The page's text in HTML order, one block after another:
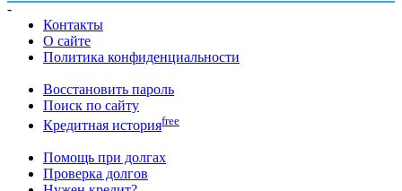
-
Контакты
О сайте
Политика конфиденциальности
Восстановить пароль
Поиск по сайту
Кредитная историяfree
Помощь при долгах
Проверка долгов